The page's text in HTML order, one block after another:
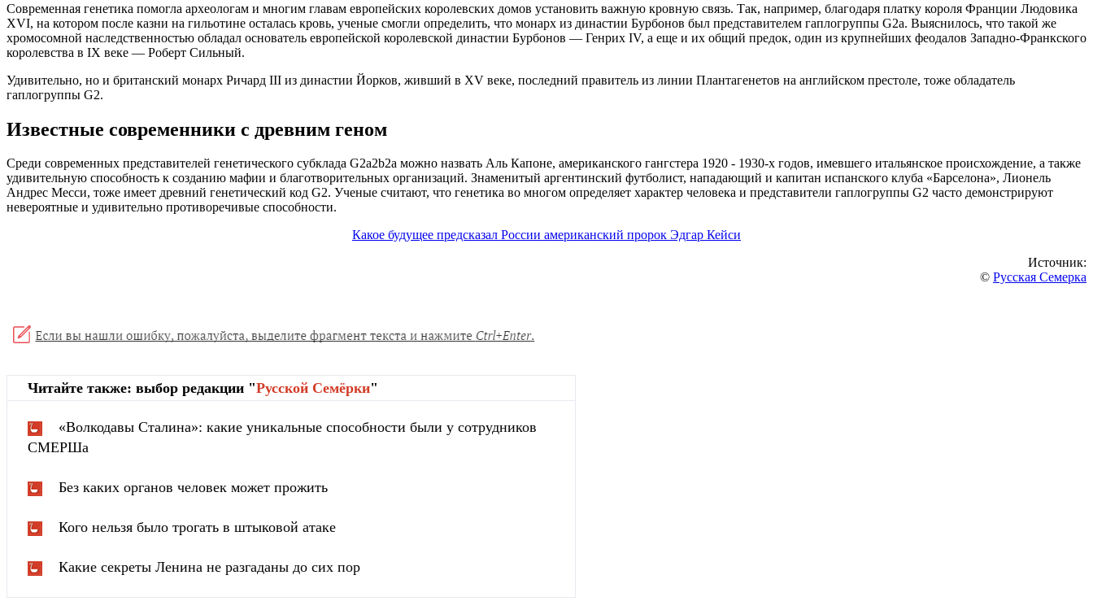
Современная генетика помогла археологам и многим главам европейских королевских домов установить важную кровную связь. Так, например, благодаря платку короля Франции Людовика
XVI, на котором после казни на гильотине осталась кровь, ученые смогли определить, что монарх из династии Бурбонов был представителем гаплогруппы G2a. Выяснилось, что такой же
хромосомной наследственностью обладал основатель европейской королевской династии Бурбонов — Генрих IV, а еще и их общий предок, один из крупнейших феодалов Западно-Франкского
королевства в IX веке — Роберт Сильный.
Удивительно, но и британский монарх Ричард III из династии Йорков, живший в XV веке, последний правитель из линии Плантагенетов на английском престоле, тоже обладатель
гаплогруппы G2.
Известные современники с древним геном
Среди современных представителей генетического субклада G2a2b2a можно назвать Аль Капоне, американского гангстера 1920 - 1930-х годов, имевшего итальянское происхождение, а также
удивительную способность к созданию мафии и благотворительных организаций. Знаменитый аргентинский футболист, нападающий и капитан испанского клуба «Барселона», Лионель
Андрес Месси, тоже имеет древний генетический код G2. Ученые считают, что генетика во многом определяет характер человека и представители гаплогруппы G2 часто демонстрируют
невероятные и удивительно противоречивые способности.
Какое будущее предсказал России американский пророк Эдгар Кейси
Источник:
© Русская Семерка
Читайте также: выбор редакции "Русской Cемёрки"
«Волкодавы Сталина»: какие уникальные способности были у сотрудников
СМЕРШа
Без каких органов человек может прожить
Кого нельзя было трогать в штыковой атаке
Какие секреты Ленина не разгаданы до сих пор